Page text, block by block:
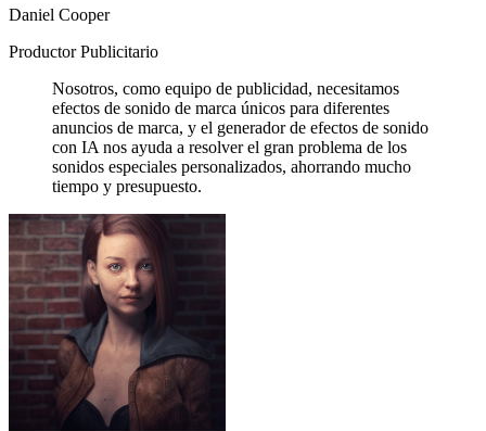
Daniel Cooper
Productor Publicitario
Nosotros, como equipo de publicidad, necesitamos
efectos de sonido de marca únicos para diferentes
anuncios de marca, y el generador de efectos de sonido
con IA nos ayuda a resolver el gran problema de los
sonidos especiales personalizados, ahorrando mucho
tiempo y presupuesto.